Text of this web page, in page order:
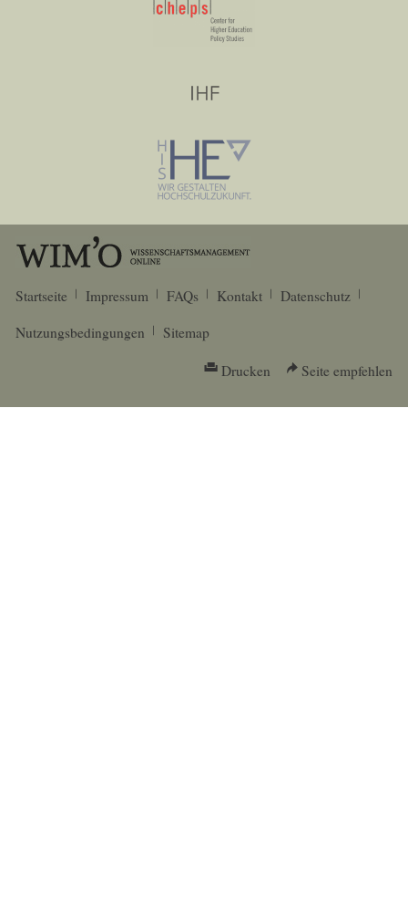
Startseite Impressum FAQs Kontakt
Datenschutz
Nutzungsbedingungen
Sitemap
Drucken Seite empfehlen